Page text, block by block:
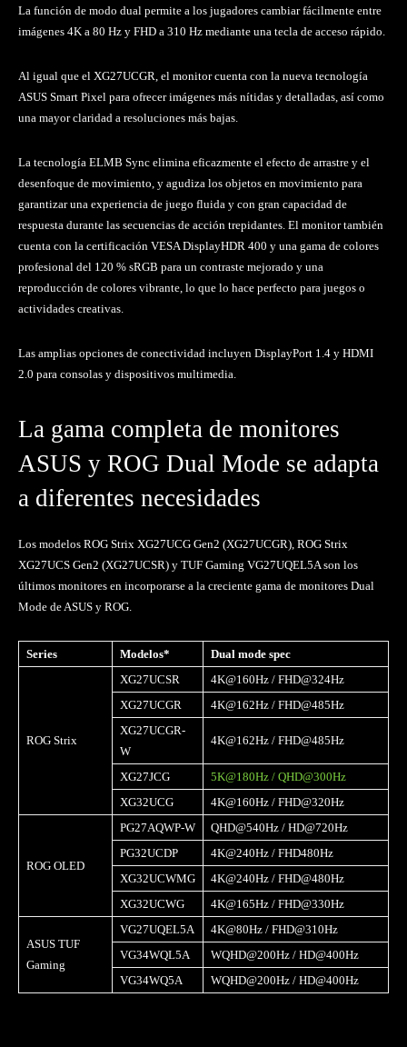
La función de modo dual permite a los jugadores cambiar fácilmente entre
imágenes 4K a 80 Hz y FHD a 310 Hz mediante una tecla de acceso rápido.
Al igual que el XG27UCGR, el monitor cuenta con la nueva tecnología
ASUS Smart Pixel para ofrecer imágenes más nítidas y detalladas, así como
una mayor claridad a resoluciones más bajas.
La tecnología ELMB Sync elimina eficazmente el efecto de arrastre y el
desenfoque de movimiento, y agudiza los objetos en movimiento para
garantizar una experiencia de juego fluida y con gran capacidad de
respuesta durante las secuencias de acción trepidantes. El monitor también
cuenta con la certificación VESA DisplayHDR 400 y una gama de colores
profesional del 120 % sRGB para un contraste mejorado y una
reproducción de colores vibrante, lo que lo hace perfecto para juegos o
actividades creativas.
Las amplias opciones de conectividad incluyen DisplayPort 1.4 y HDMI
2.0 para consolas y dispositivos multimedia.
La gama completa de monitores
ASUS y ROG Dual Mode se adapta
a diferentes necesidades
Los modelos ROG Strix XG27UCG Gen2 (XG27UCGR), ROG Strix
XG27UCS Gen2 (XG27UCSR) y TUF Gaming VG27UQEL5A son los
últimos monitores en incorporarse a la creciente gama de monitores Dual
Mode de ASUS y ROG.
Series Modelos* Dual mode spec
ROG Strix
XG27UCSR
4K@160Hz / FHD@324Hz
XG27UCGR
4K@162Hz / FHD@485Hz
XG27UCGR-
W
4K@162Hz / FHD@485Hz
XG27JCG
5K@180Hz / QHD@300Hz
XG32UCG
4K@160Hz / FHD@320Hz
ROG OLED
PG27AQWP-W
QHD@540Hz / HD@720Hz
PG32UCDP
4K@240Hz / FHD480Hz
XG32UCWMG
4K@240Hz / FHD@480Hz
XG32UCWG
4K@165Hz / FHD@330Hz
ASUS TUF
Gaming
VG27UQEL5A
4K@80Hz / FHD@310Hz
VG34WQL5A
WQHD@200Hz / HD@400Hz
VG34WQ5A
WQHD@200Hz / HD@400Hz